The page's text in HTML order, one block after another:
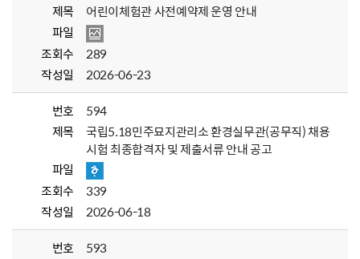
제목
어린이체험관 사전예약제 운영 안내
파일
조회수
289
작성일
2026-06-23
번호
594
제목
국립5.18민주묘지관리소 환경실무관(공무직) 채용
시험 최종합격자 및 제출서류 안내 공고
파일
조회수
339
작성일
2026-06-18
번호
593